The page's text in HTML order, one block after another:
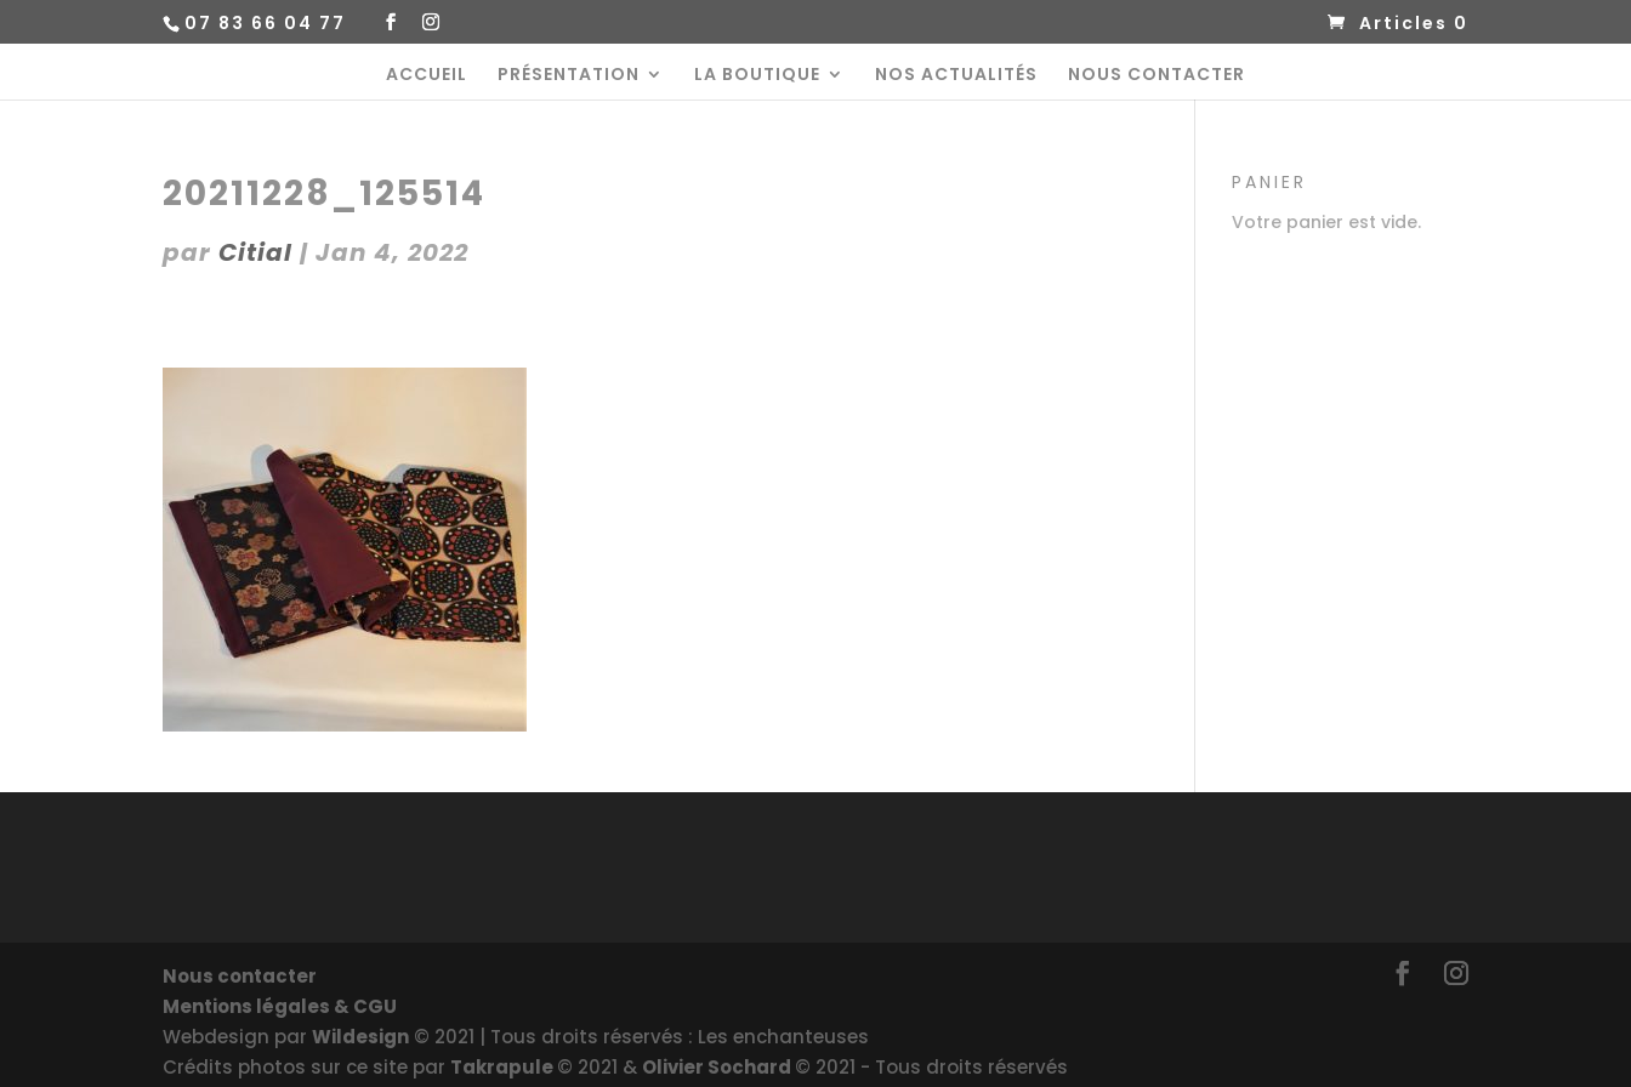
07 83 66 04 77 Articles 0
ACCUEIL PRÉSENTATION LA BOUTIQUE NOS ACTUALITÉS NOUS CONTACTER
20211228_125514
parCitial |Jan 4, 2022
PANIER
Votre panier est vide.
Nous contacter
Mentions légales & CGU
Webdesign parWildesign © 2021 | Tous droits réservés : Les enchanteuses
Crédits photos sur ce site par Takrapule© 2021 & Olivier Sochard © 2021 - Tous droits réservés